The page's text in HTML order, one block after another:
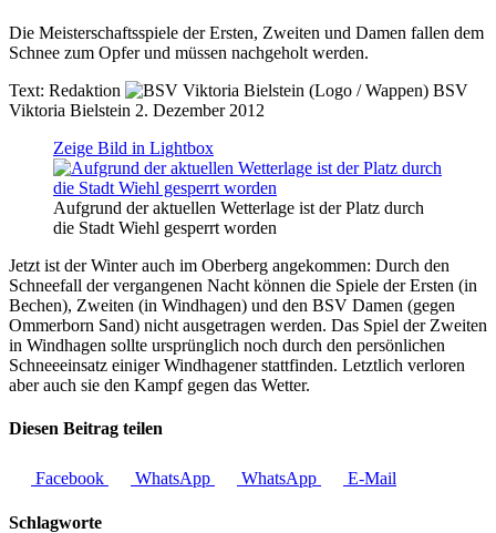
Die Meisterschaftsspiele der Ersten, Zweiten und Damen fallen dem
Schnee zum Opfer und müssen nachgeholt werden.
Text: Redaktion
BSV
Viktoria Bielstein 2. Dezember 2012
Zeige Bild in Lightbox
Aufgrund der aktuellen Wetterlage ist der Platz durch
die Stadt Wiehl gesperrt worden
Jetzt ist der Winter auch im Oberberg angekommen: Durch den
Schneefall der vergangenen Nacht können die Spiele der Ersten (in
Bechen), Zweiten (in Windhagen) und den BSV Damen (gegen
Ommerborn Sand) nicht ausgetragen werden. Das Spiel der Zweiten
in Windhagen sollte ursprünglich noch durch den persönlichen
Schneeeinsatz einiger Windhagener stattfinden. Letztlich verloren
aber auch sie den Kampf gegen das Wetter.
Diesen Beitrag teilen
Facebook WhatsApp WhatsApp E-Mail
Schlagworte